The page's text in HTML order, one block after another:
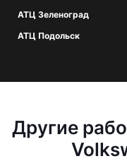
АТЦ Зеленоград
АТЦ Подольск
Другие